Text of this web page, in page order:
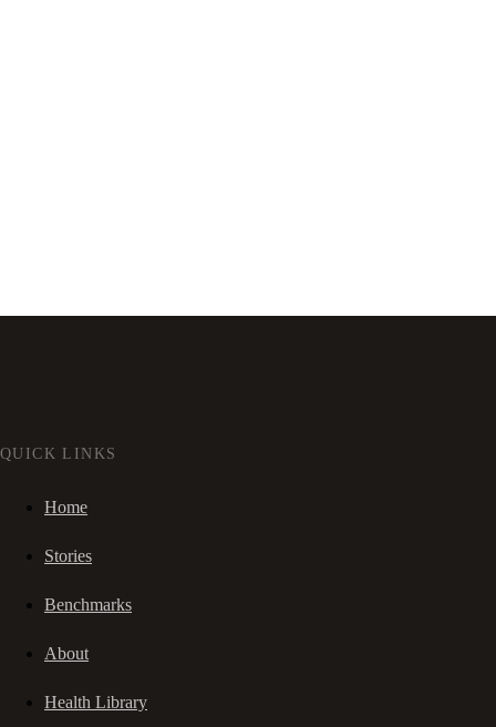
QUICK LINKS
Home
Stories
Benchmarks
About
Health Library